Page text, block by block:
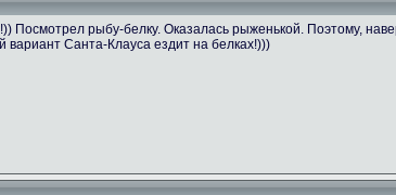
Посмотрел рыбу-белку. Оказалась рыженькой. Поэтому,
вариант Санта-Клауса ездит на белках!)))